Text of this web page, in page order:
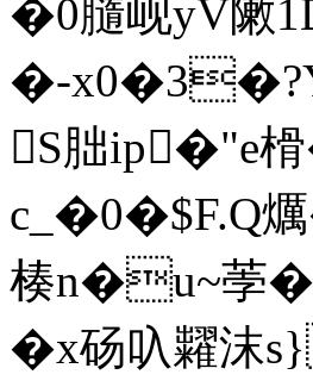
�0膸岘yV敶
�-
S胐 ip�"e
c_�0�$F.Q
楱n�u~荸
�x砀叺糶沫